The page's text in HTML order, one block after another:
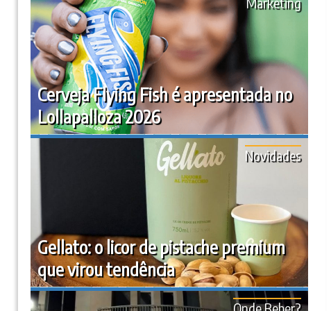
Cerveja Flying Fish é apresentada no
Lollapalloza 2026
Gellato: o licor de pistache premium
que virou tendência
Novidades